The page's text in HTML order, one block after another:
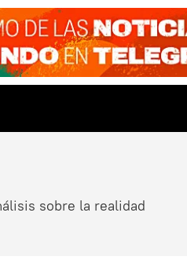
sobre la realidad